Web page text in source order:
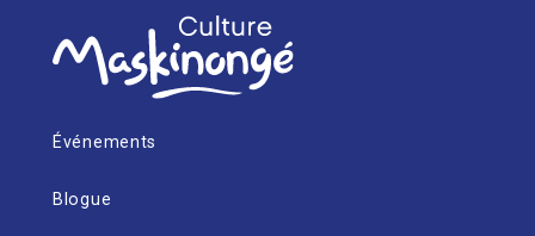
Événements
Blogue